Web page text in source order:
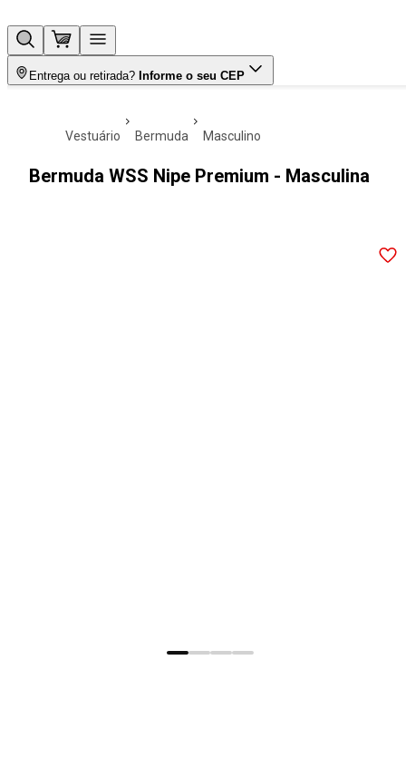
Entrega ou retirada? Informe o seu CEP
vestuário bermuda masculino
Bermuda WSS Nipe Premium - Masculina